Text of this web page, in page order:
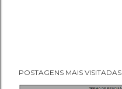
POSTAGENS MAIS VISITADAS